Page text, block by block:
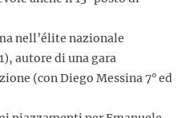
nell’élite nazionale
autore di una gara
(con Diego Messina 7° ed